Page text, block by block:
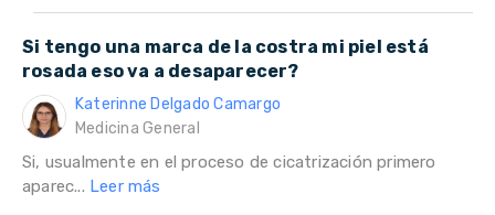
Si tengo una marca de la costra mi piel está
rosada eso va a desaparecer?
Katerinne Delgado Camargo
Medicina General
Si, usualmente en el proceso de cicatrización primero
aparec... Leer más